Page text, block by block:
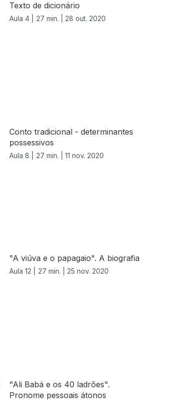
Texto de dicionário
Aula 4 | 27 min. | 28 out. 2020
Conto tradicional - determinantes
possessivos
Aula 8 | 27 min. | 11 nov. 2020
"A viúva e o papagaio". A biografia
Aula 12 | 27 min. | 25 nov. 2020
"Ali Babá e os 40 ladrões".
Pronome pessoais átonos